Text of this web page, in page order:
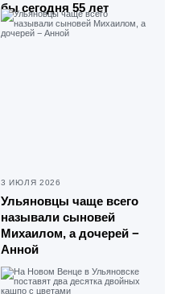
бы сегодня 55 лет
3 ИЮЛЯ 2026
Ульяновцы чаще всего
называли сыновей
Михаилом, а дочерей −
Анной